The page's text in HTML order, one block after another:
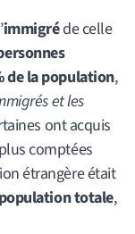
immigréde celle
de la population,
et les
ont acquis
comptées
étrangère était
totale,